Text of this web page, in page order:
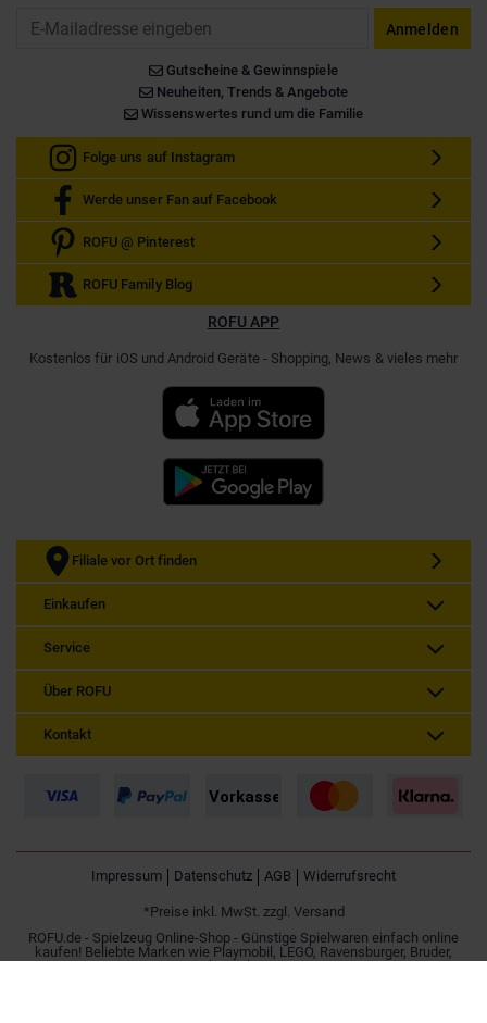
Anmelden
Gutscheine & Gewinnspiele
Neuheiten, Trends & Angebote
Wissenswertes rund um die Familie
Folge uns auf Instagram
Werde unser Fan auf Facebook
ROFU @ Pinterest
ROFU Family Blog
ROFU APP
Kostenlos für iOS und Android Geräte - Shopping, News & vieles mehr
Filiale vor Ort finden
Einkaufen
Service
Über ROFU
Kontakt
Impressum Datenschutz AGB Widerrufsrecht
*Preise inkl. MwSt. zzgl. Versand
ROFU.de - Spielzeug Online-Shop - Günstige Spielwaren einfach online
kaufen! Beliebte Marken wie Playmobil, LEGO, Ravensburger, Bruder,
Simba und Besttoy.